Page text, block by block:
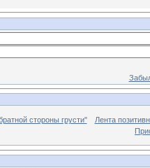
стороны грусти"
Лента